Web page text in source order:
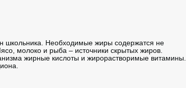
школьника. Необходимые жиры содержатся не
молоко и рыба – источники скрытых жиров.
жирные кислоты и жирорастворимые витамины.